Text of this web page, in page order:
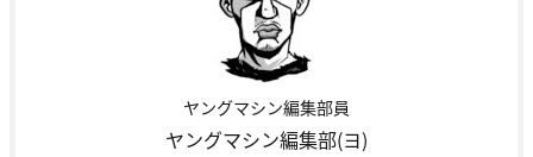
ヤングマシン編集部員
ヤングマシン編集部(ヨ)